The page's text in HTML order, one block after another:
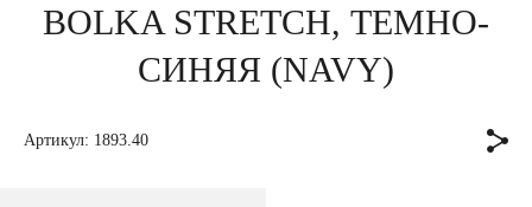
BOLKA STRETCH, ТЕМНО-
СИНЯЯ (NAVY)
Артикул: 1893.40